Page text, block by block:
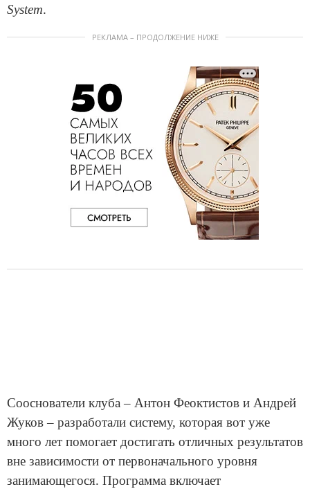
System.
РЕКЛАМА – ПРОДОЛЖЕНИЕ НИЖЕ
Сооснователи клуба – Антон Феоктистов и Андрей
Жуков – разработали систему, которая вот уже
много лет помогает достигать отличных результатов
вне зависимости от первоначального уровня
занимающегося. Программа включает